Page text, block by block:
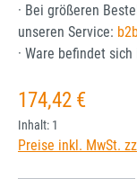
· Bei größeren
unseren Service:
· Ware befindet
Regulärer Preis:
174,42 €
Inhalt: 1
Preise inkl. MwSt.